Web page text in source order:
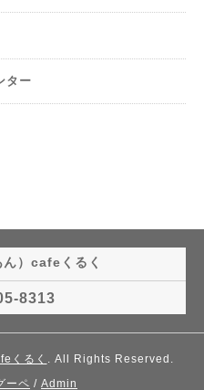
ター
）cafeくるく
8313
くるく . All Rights Reserved.
ーペ / Admin